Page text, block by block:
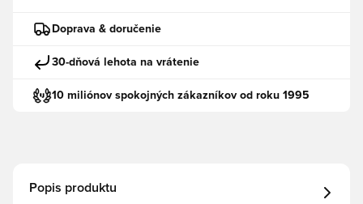
Doprava & doručenie
30-dňová lehota na vrátenie
10 miliónov spokojných zákazníkov od roku 1995
Popis produktu